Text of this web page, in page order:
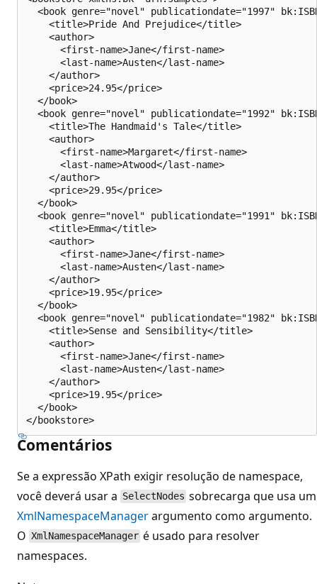
<book genre="novel" publicationdate="1997"
    <title>Pride And Prejudice</title>
    <author>
      <first-name>Jane</first-name>
      <last-name>Austen</last-name>
    </author>
    <price>24.95</price>
  </book>
<book genre="novel" publicationdate="1992"
    <title>The Handmaid's Tale</title>
    <author>
      <first-name>Margaret</first-name>
      <last-name>Atwood</last-name>
    </author>
    <price>29.95</price>
  </book>
<book genre="novel" publicationdate="1991"
    <title>Emma</title>
    <author>
      <first-name>Jane</first-name>
      <last-name>Austen</last-name>
    </author>
    <price>19.95</price>
  </book>
<book genre="novel" publicationdate="1982"
    <title>Sense and Sensibility</title>
    <author>
      <first-name>Jane</first-name>
      <last-name>Austen</last-name>
    </author>
    <price>19.95</price>
  </book>
Comentários
Se a expressão XPath exigir resolução de namespace,
você deverá usar a SelectNodes sobrecarga que usa um
XmlNamespaceManagerargumento como argumento.
O XmlNamespaceManager é usado para resolver
namespaces.